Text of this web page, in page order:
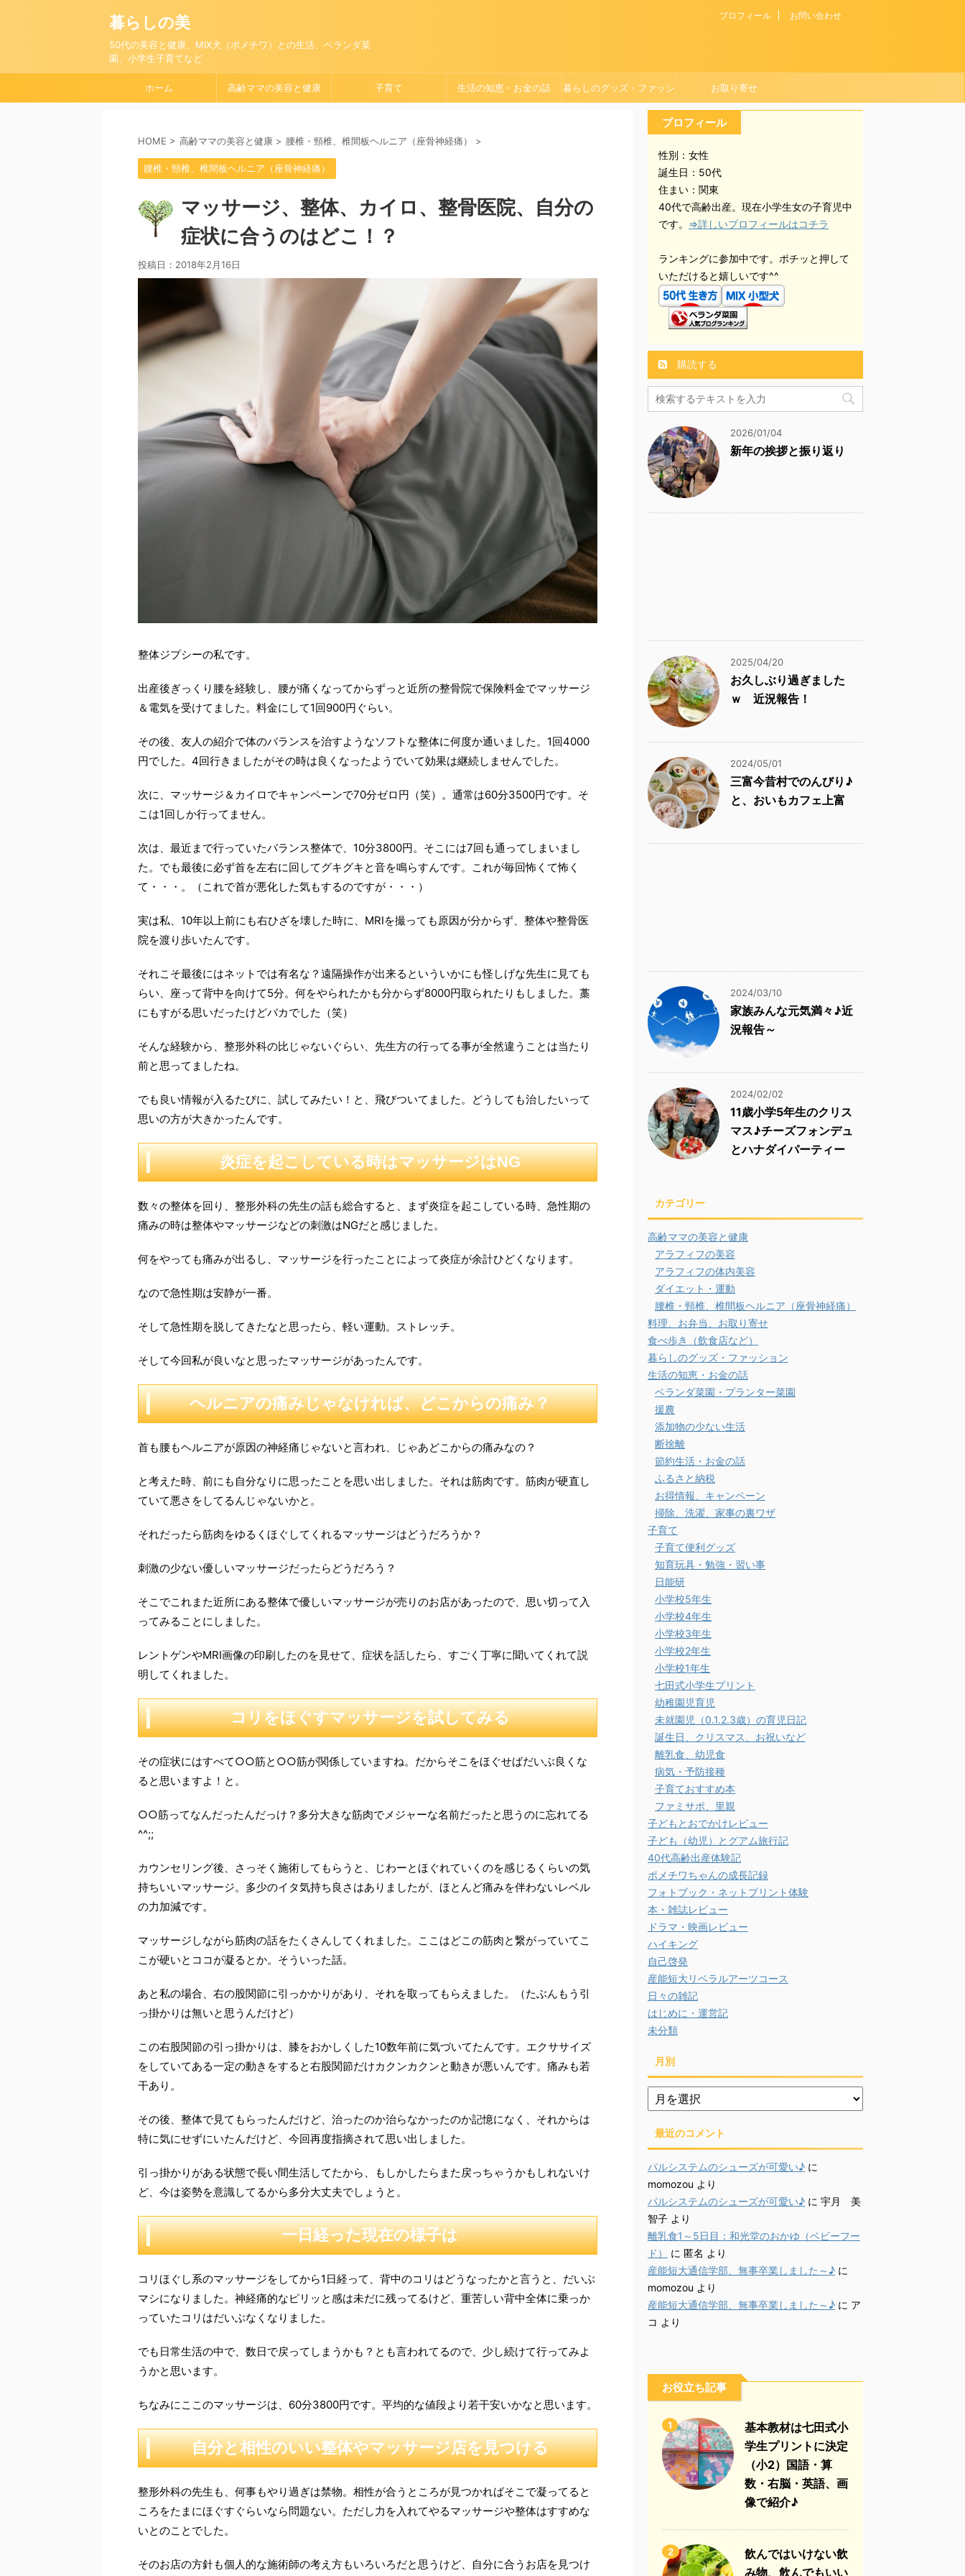
暮らしの美
50代の美容と健康、MIX犬（ポメチワ）との生活、ベランダ菜
園、小学生子育てなど
プロフィール お問い合わせ
ホーム 高齢ママの美容と健康 子育て 生活の知恵・お金の話 暮らしのグッズ・ファッシ お取り寄せ
HOME > 高齢ママの美容と健康 > 腰椎・頸椎、椎間板ヘルニア（座骨神経痛） >
腰椎・頸椎、椎間板ヘルニア（座骨神経痛）
マッサージ、整体、カイロ、整骨医院、自分の
症状に合うのはどこ！？
投稿日： 2018年2月16日
整体ジプシーの私です。
出産後ぎっくり腰を経験し、腰が痛くなってからずっと近所の整骨院で保険料金でマッサージ
＆電気を受けてました。料金にして1回900円ぐらい。
その後、友人の紹介で体のバランスを治すようなソフトな整体に何度か通いました。1回4000
円でした。4回行きましたがその時は良くなったようでいて効果は継続しませんでした。
次に、マッサージ＆カイロでキャンペーンで70分ゼロ円（笑）。通常は60分3500円です。そ
こは1回しか行ってません。
次は、最近まで行っていたバランス整体で、10分3800円。そこには7回も通ってしまいまし
た。でも最後に必ず首を左右に回してグキグキと音を鳴らすんです。これが毎回怖くて怖く
て・・・。（これで首が悪化した気もするのですが・・・）
実は私、10年以上前にも右ひざを壊した時に、MRIを撮っても原因が分からず、整体や整骨医
院を渡り歩いたんです。
それこそ最後にはネットでは有名な？遠隔操作が出来るといういかにも怪しげな先生に見ても
らい、座って背中を向けて5分。何をやられたかも分からず8000円取られたりもしました。藁
にもすがる思いだったけどバカでした（笑）
そんな経験から、整形外科の比じゃないぐらい、先生方の行ってる事が全然違うことは当たり
前と思ってましたね。
でも良い情報が入るたびに、試してみたい！と、飛びついてました。どうしても治したいって
思いの方が大きかったんです。
炎症を起こしている時はマッサージはNG
数々の整体を回り、整形外科の先生の話も総合すると、まず炎症を起こしている時、急性期の
痛みの時は整体やマッサージなどの刺激はNGだと感じました。
何をやっても痛みが出るし、マッサージを行ったことによって炎症が余計ひどくなります。
なので急性期は安静が一番。
そして急性期を脱してきたなと思ったら、軽い運動。ストレッチ。
そして今回私が良いなと思ったマッサージがあったんです。
ヘルニアの痛みじゃなければ、どこからの痛み？
首も腰もヘルニアが原因の神経痛じゃないと言われ、じゃあどこからの痛みなの？
と考えた時、前にも自分なりに思ったことを思い出しました。それは筋肉です。筋肉が硬直し
ていて悪さをしてるんじゃないかと。
それだったら筋肉をゆるくほぐしてくれるマッサージはどうだろうか？
刺激の少ない優しいマッサージだったらどうだろう？
そこでこれまた近所にある整体で優しいマッサージが売りのお店があったので、思い切って入
ってみることにしました。
レントゲンやMRI画像の印刷したのを見せて、症状を話したら、すごく丁寧に聞いてくれて説
明してくれました。
コリをほぐすマッサージを試してみる
その症状にはすべて○○筋と○○筋が関係していますね。だからそこをほぐせばだいぶ良くな
ると思いますよ！と。
○○筋ってなんだったんだっけ？多分大きな筋肉でメジャーな名前だったと思うのに忘れてる
^^;;
カウンセリング後、さっそく施術してもらうと、じわーとほぐれていくのを感じるくらいの気
持ちいいマッサージ。多少のイタ気持ち良さはありましたが、ほとんど痛みを伴わないレベル
の力加減です。
マッサージしながら筋肉の話をたくさんしてくれました。ここはどこの筋肉と繋がっていてこ
こが硬いとココが凝るとか。そういった話。
あと私の場合、右の股関節に引っかかりがあり、それを取ってもらえました。（たぶんもう引
っ掛かりは無いと思うんだけど）
この右股関節の引っ掛かりは、膝をおかしくした10数年前に気づいてたんです。エクササイズ
をしていてある一定の動きをすると右股関節だけカクンカクンと動きが悪いんです。痛みも若
干あり。
その後、整体で見てもらったんだけど、治ったのか治らなかったのか記憶になく、それからは
特に気にせずにいたんだけど、今回再度指摘されて思い出しました。
引っ掛かりがある状態で長い間生活してたから、もしかしたらまた戻っちゃうかもしれないけ
ど、今は姿勢を意識してるから多分大丈夫でしょうと。
一日経った現在の様子は
コリほぐし系のマッサージをしてから1日経って、背中のコリはどうなったかと言うと、だいぶ
マシになりました。神経痛的なピリッと感は未だに残ってるけど、重苦しい背中全体に乗っか
っていたコリはだいぶなくなりました。
でも日常生活の中で、数日で戻ってしまうかも？とも言われてるので、少し続けて行ってみよ
うかと思います。
ちなみにここのマッサージは、60分3800円です。平均的な値段より若干安いかなと思います。
自分と相性のいい整体やマッサージ店を見つける
整形外科の先生も、何事もやり過ぎは禁物。相性が合うところが見つかればそこで凝ってると
ころをたまにほぐすぐらいなら問題ない。ただし力を入れてやるマッサージや整体はすすめな
いとのことでした。
そのお店の方針も個人的な施術師の考え方もいろいろだと思うけど、自分に合うお店を見つけ
プロフィール
性別：女性
誕生日：50代
住まい：関東
40代で高齢出産。現在小学生女の子育児中
です。 ⇒詳しいプロフィールはコチラ
ランキングに参加中です。ポチッと押して
いただけると嬉しいです^^
購読する
2026/01/04
新年の挨拶と振り返り
2025/04/20
お久しぶり過ぎました
ｗ 近況報告！
2024/05/01
三富今昔村でのんびり♪
と、おいもカフェ上富
2024/03/10
家族みんな元気満々♪近
況報告～
2024/02/02
11歳小学5年生のクリス
マス♪チーズフォンデュ
とハナダイパーティー
カテゴリー
高齢ママの美容と健康
アラフィフの美容
アラフィフの体内美容
ダイエット・運動
腰椎・頸椎、椎間板ヘルニア（座骨神経痛）
料理、お弁当、お取り寄せ
食べ歩き（飲食店など）
暮らしのグッズ・ファッション
生活の知恵・お金の話
ベランダ菜園・プランター菜園
援農
添加物の少ない生活
断捨離
節約生活・お金の話
ふるさと納税
お得情報、キャンペーン
掃除、洗濯、家事の裏ワザ
子育て
子育て便利グッズ
知育玩具・勉強・習い事
日能研
小学校5年生
小学校4年生
小学校3年生
小学校2年生
小学校1年生
七田式小学生プリント
幼稚園児育児
未就園児（0.1.2.3歳）の育児日記
誕生日、クリスマス、お祝いなど
離乳食、幼児食
病気・予防接種
子育ておすすめ本
ファミサポ、里親
子どもとおでかけレビュー
子ども（幼児）とグアム旅行記
40代高齢出産体験記
ポメチワちゃんの成長記録
フォトブック・ネットプリント体験
本・雑誌レビュー
ドラマ・映画レビュー
ハイキング
自己啓発
産能短大リベラルアーツコース
日々の雑記
はじめに・運営記
未分類
月別
月
別
最近のコメント
パルシステムのシューズが可愛い♪ に
momozou より
パルシステムのシューズが可愛い♪ に 宇月 美
智子 より
離乳食1～5日目：和光堂のおかゆ（ベビーフー
ド）
に 匿名 より
産能短大通信学部、無事卒業しました～♪ に
momozou より
産能短大通信学部、無事卒業しました～♪ に ア
コ より
お役立ち記事
1
基本教材は七田式小
学生プリントに決定
（小2）国語・算
数・右脳・英語、画
像で紹介♪
2
飲んではいけない飲
み物、飲んでもいい